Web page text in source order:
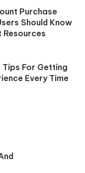
Purchase
Should Know
Tips For Getting
Every Time